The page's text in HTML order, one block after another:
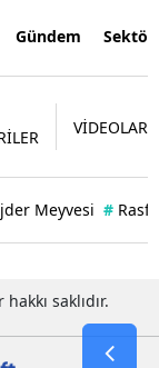
Gündem
VİDEOLAR
Meyvesi # Rasff
saklıdır.